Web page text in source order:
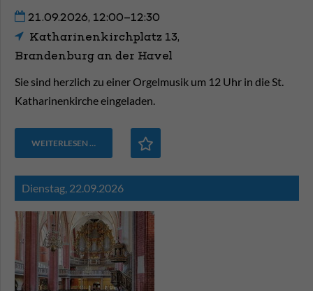
21.09.2026, 12:00–12:30
Katharinenkirchplatz 13,
Brandenburg an der Havel
Sie sind herzlich zu einer Orgelmusik um 12 Uhr in die St.
Katharinenkirche eingeladen.
WEITERLESEN …
Dienstag, 22.09.2026